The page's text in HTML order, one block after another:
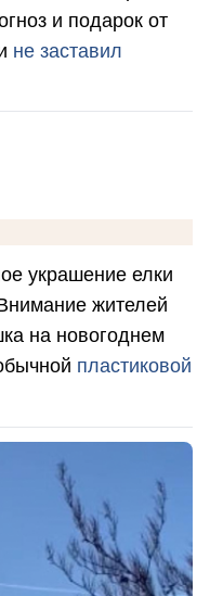
и подарок от
не заставил
украшение елки
жителей
на новогоднем
пластиковой